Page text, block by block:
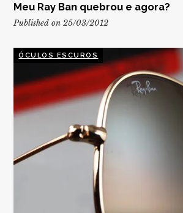
Meu Ray Ban quebrou e agora?
Published on 25/03/2012
ÓCULOS ESCUROS